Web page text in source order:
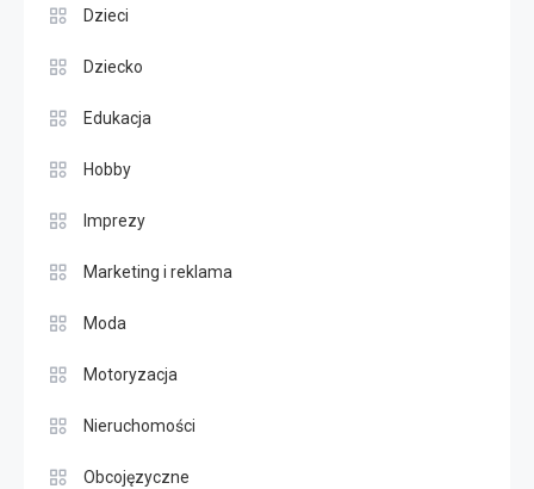
Dzieci
Dziecko
Edukacja
Hobby
Imprezy
Marketing i reklama
Moda
Motoryzacja
Nieruchomości
Obcojęzyczne